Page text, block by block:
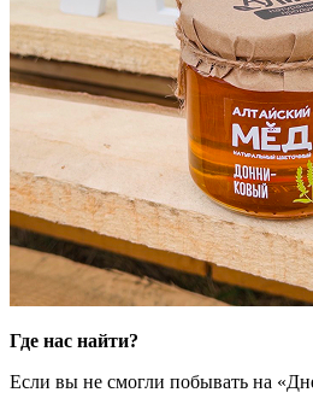
Где нас найти?
Если вы не смогли побывать на